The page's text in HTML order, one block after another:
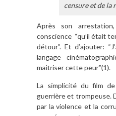
censure et de la
Après son
conscience “qu’il était
détour”. Et d’ajouter:
langage
maitriser cette peur”(1).
La simplicité du film
guerrière et trompeuse.
par la violence et la